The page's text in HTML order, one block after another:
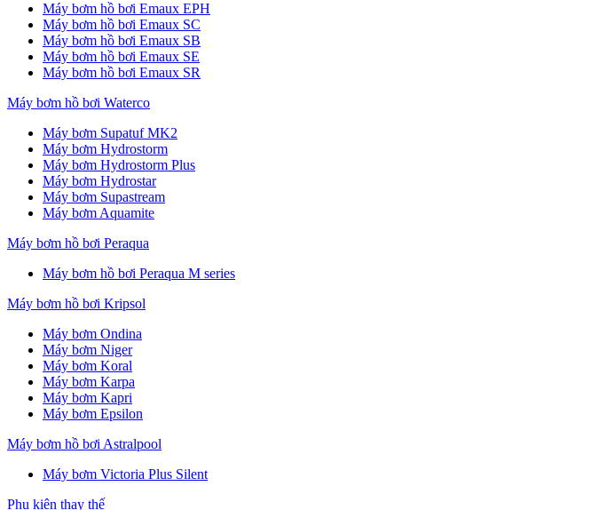
Máy bơm hồ bơi Emaux EPH
Máy bơm hồ bơi Emaux SC
Máy bơm hồ bơi Emaux SB
Máy bơm hồ bơi Emaux SE
Máy bơm hồ bơi Emaux SR
Máy bơm hồ bơi Waterco
Máy bơm Supatuf MK2
Máy bơm Hydrostorm
Máy bơm Hydrostorm Plus
Máy bơm Hydrostar
Máy bơm Supastream
Máy bơm Aquamite
Máy bơm hồ bơi Peraqua
Máy bơm hồ bơi Peraqua M series
Máy bơm hồ bơi Kripsol
Máy bơm Ondina
Máy bơm Niger
Máy bơm Koral
Máy bơm Karpa
Máy bơm Kapri
Máy bơm Epsilon
Máy bơm hồ bơi Astralpool
Máy bơm Victoria Plus Silent
Phụ kiện thay thế